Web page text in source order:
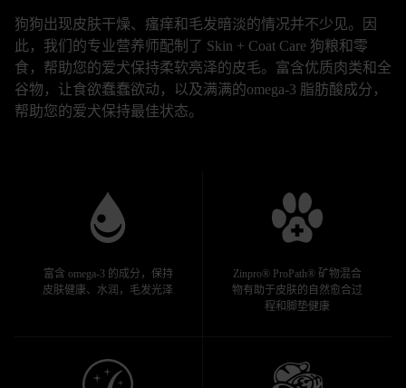
狗狗出现皮肤干燥、瘙痒和毛发暗淡的情况并不少见。因
此，我们的专业营养师配制了 Skin + Coat Care 狗粮和零
食，帮助您的爱犬保持柔软亮泽的皮毛。富含优质肉类和全
谷物，让食欲蠢蠢欲动，以及满满的omega-3 脂肪酸成分，
帮助您的爱犬保持最佳状态。
富含 omega-3 的成分，保持
皮肤健康、水润，毛发光泽
Zinpro® ProPath® 矿物混合
物有助于皮肤的自然愈合过
程和脚垫健康